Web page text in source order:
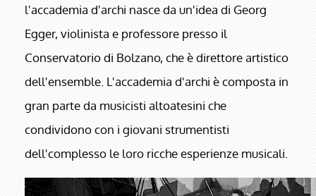
l'accademia d'archi nasce da un'idea di Georg
Egger, violinista e professore presso il
Conservatorio di Bolzano, che è direttore artistico
dell'ensemble. L'accademia d'archi è composta in
gran parte da musicisti altoatesini che
condividono con i giovani strumentisti
dell'complesso le loro ricche esperienze musicali.